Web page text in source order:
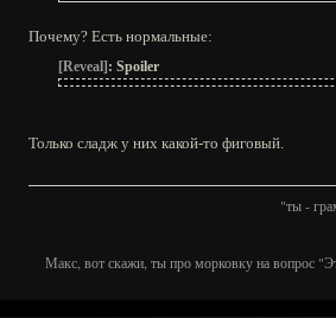
Почему? Есть нормальные:
[Reveal] : Spoiler
Только сладж у них какой-то фиговый.
"ты -
Макс, вот скажи, ты про морковку на вопрос